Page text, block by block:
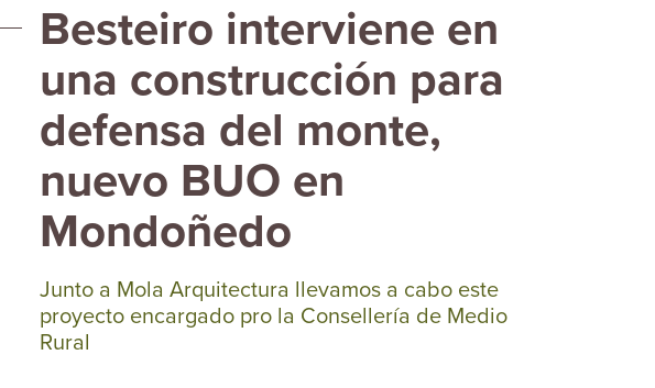
Besteiro interviene en
una construcción para
defensa del monte,
nuevo BUO en
Mondoñedo
Junto a Mola Arquitectura llevamos a cabo este
proyecto encargado pro la Consellería de Medio
Rural